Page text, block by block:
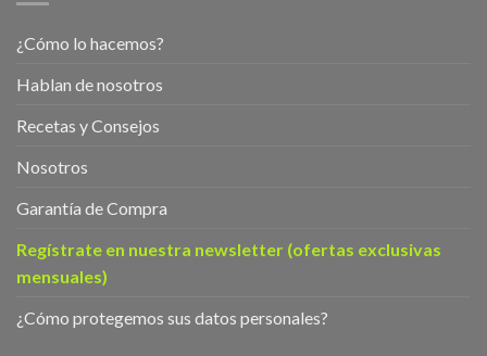
¿Cómo lo hacemos?
Hablan de nosotros
Recetas y Consejos
Nosotros
Garantía de Compra
Regístrate en nuestra newsletter (ofertas exclusivas
mensuales)
¿Cómo protegemos sus datos personales?